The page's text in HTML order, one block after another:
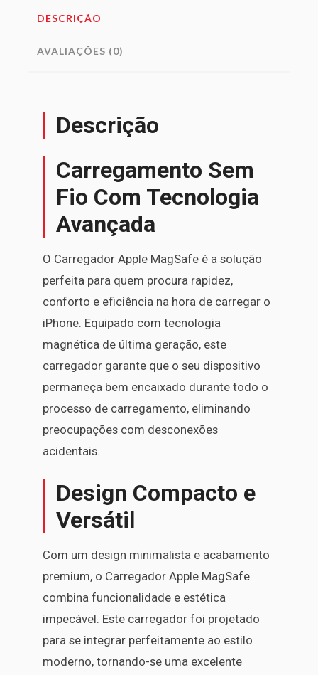
DESCRIÇÃO
AVALIAÇÕES (0)
Descrição
Carregamento Sem
Fio Com Tecnologia
Avançada
O Carregador Apple MagSafe é a solução
perfeita para quem procura rapidez,
conforto e eficiência na hora de carregar o
iPhone. Equipado com tecnologia
magnética de última geração, este
carregador garante que o seu dispositivo
permaneça bem encaixado durante todo o
processo de carregamento, eliminando
preocupações com desconexões
acidentais.
Design Compacto e
Versátil
Com um design minimalista e acabamento
premium, o Carregador Apple MagSafe
combina funcionalidade e estética
impecável. Este carregador foi projetado
para se integrar perfeitamente ao estilo
moderno, tornando-se uma excelente